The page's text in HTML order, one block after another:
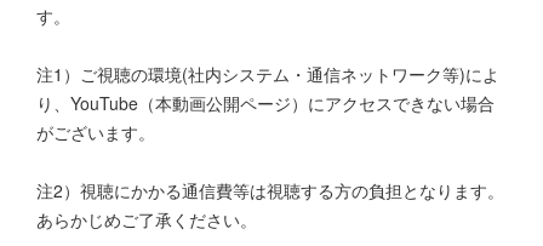
す。
注1）ご視聴の環境(社内システム・通信ネットワーク等)によ
り、YouTube（本動画公開ページ）にアクセスできない場合
がございます。
注2）視聴にかかる通信費等は視聴する方の負担となります。
あらかじめご了承ください。